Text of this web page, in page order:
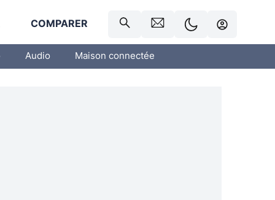
COMPARER
Audio Maison connectée